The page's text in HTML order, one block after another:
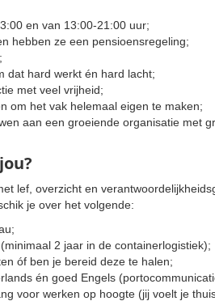
en van 13:00-21:00 uur;
hebben ze een pensioensregeling;
dat hard werkt én hard lacht;
met veel vrijheid;
om het vak helemaal eigen te maken;
aan een groeiende organisatie met
lef, overzicht en
je over het volgende:
2 jaar in de containerlogistiek);
óf ben je bereid deze te halen;
én goed Engels
voor werken op hoogte (jij voelt je